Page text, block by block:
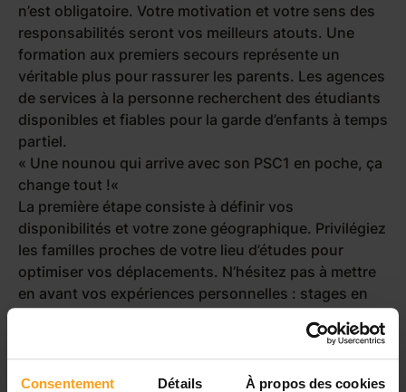
Consentement Détails À propos des cookies
n’est obligatoire. Votre motivation et votre sens des
responsabilités seront vos meilleurs atouts. Une
formation aux premiers secours représente un
véritable plus pour rassurer les parents. Les agences
de services à la personne recherchent des étudiants
disponibles et fiables pour la garde d’enfants à temps
partiel.
« Une nounou qui arrive avec son PSC1 en poche, ça
change tout !«
La première étape consiste à définir vos
disponibilités et votre zone géographique. Privilégiez
les familles proches de votre lieu d’études pour
optimiser vos déplacements. N’hésitez pas à mettre
en avant vos expériences personnelles : stages en
vos frères et sœurs. Les parents apprécient
particulièrement les étudiants qui savent conjuguer
dynamisme et maturité.